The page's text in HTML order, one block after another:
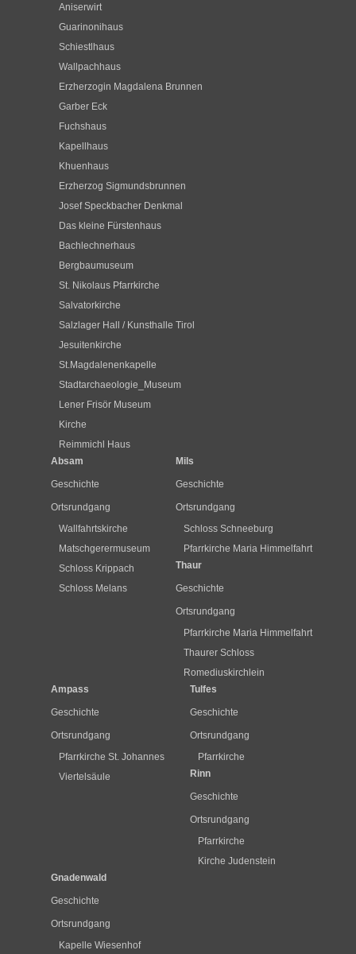
Aniserwirt
Guarinonihaus
Schiestlhaus
Wallpachhaus
Erzherzogin Magdalena Brunnen
Garber Eck
Fuchshaus
Kapellhaus
Khuenhaus
Erzherzog Sigmundsbrunnen
Josef Speckbacher Denkmal
Das kleine Fürstenhaus
Bachlechnerhaus
Bergbaumuseum
St. Nikolaus Pfarrkirche
Salvatorkirche
Salzlager Hall / Kunsthalle Tirol
Jesuitenkirche
St.Magdalenenkapelle
Stadtarchaeologie_Museum
Lener Frisör Museum
Kirche
Reimmichl Haus
Absam
Geschichte
Ortsrundgang
Wallfahrtskirche
Matschgerermuseum
Schloss Krippach
Schloss Melans
Mils
Geschichte
Ortsrundgang
Schloss Schneeburg
Pfarrkirche Maria Himmelfahrt
Thaur
Geschichte
Ortsrundgang
Pfarrkirche Maria Himmelfahrt
Thaurer Schloss
Romediuskirchlein
Ampass
Geschichte
Ortsrundgang
Pfarrkirche St. Johannes
Viertelsäule
Tulfes
Geschichte
Ortsrundgang
Pfarrkirche
Rinn
Geschichte
Ortsrundgang
Pfarrkirche
Kirche Judenstein
Gnadenwald
Geschichte
Ortsrundgang
Kapelle Wiesenhof